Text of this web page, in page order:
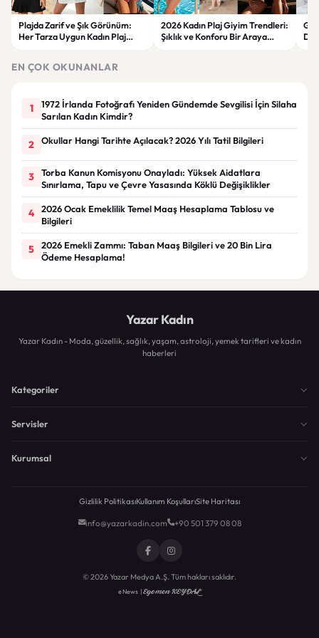
Plajda Zarif ve Şık Görünüm:
Her Tarza Uygun Kadın Plaj
2026 Kadın Plaj Giyim Trendleri:
Şıklık ve Konforu Bir Araya
EN ÇOK OKUNANLAR
1
1972 İrlanda Fotoğrafı Yeniden Gündemde Sevgilisi İçin Silaha
Sarılan Kadın Kimdir?
2 Okullar Hangi Tarihte Açılacak? 2026 Yılı Tatil Bilgileri
3
Torba Kanun Komisyonu Onayladı: Yüksek Aidatlara
Sınırlama, Tapu ve Çevre Yasasında Köklü Değişiklikler
4
2026 Ocak Emeklilik Temel Maaş Hesaplama Tablosu ve
Bilgileri
5
2026 Emekli Zammı: Taban Maaş Bilgileri ve 20 Bin Lira
Ödeme Hesaplama!
Yazar Kadın
Yazar Kadın - Moda, güzellik, sağlık, yaşam, astroloji, yemek tarifleri ve kadın
haberleri
Kategoriler
Servisler
Kurumsal
Gizlilik PolitikasıKullanım KoşullarıSite Haritası
info@yazarkadin.com +90 501 379 08 08
© 2026 Yazar Medya A.Ş. Tüm hakları saklıdır.
eNews |Egemen KEYDAL